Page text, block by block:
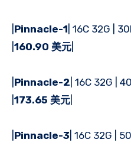
Pinnacle-1 | 16C 32G |
160.90 美元
Pinnacle-2 | 16C 32G |
173.65 美元
Pinnacle-3 | 16C 32G |